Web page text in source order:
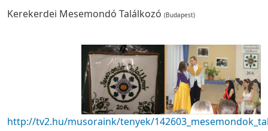
Kerekerdei Mesemondó Találkozó (Budapest)
http://tv2.hu/musoraink/tenyek/